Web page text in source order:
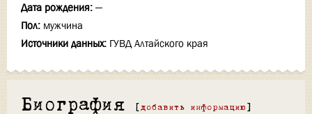
Дата рождения: —
Пол: мужчина
Источники данных: ГУВД Алтайского края
Биография [ добавить информацию ]